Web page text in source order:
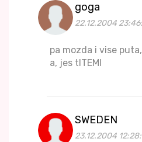
goga
22.12.2004
pa mozda i vise
a, jes tITEMI
SWEDEN
23.12.2004